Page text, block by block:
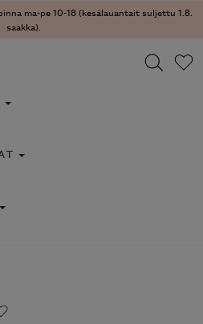
ma-pe 10-18 (kesälauantait suljettu 1.8.
saakka).
for results.